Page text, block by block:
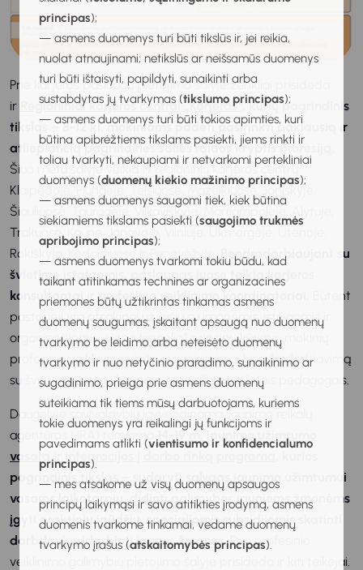
principas);
— asmens duomenys turi būti tikslūs ir, jei reikia,
nuolat atnaujinami; netikslūs ar neišsamūs duomenys
turi būti ištaisyti, papildyti, sunaikinti arba
sustabdytas jų tvarkymas (tikslumo principas);
— asmens duomenys turi būti tokios apimties, kuri
būtina apibrėžtiems tikslams pasiekti, jiems rinkti ir
toliau tvarkyti, nekaupiami ir netvarkomi pertekliniai
duomenys (duomenų kiekio mažinimo principas);
— asmens duomenys saugomi tiek, kiek būtina
siekiamiems tikslams pasiekti (saugojimo trukmės
apribojimo principas);
— asmens duomenys tvarkomi tokiu būdu, kad
taikant atitinkamas technines ar organizacines
priemones būtų užtikrintas tinkamas asmens
duomenų saugumas, įskaitant apsaugą nuo duomenų
tvarkymo be leidimo arba neteisėto duomenų
tvarkymo ir nuo netyčinio praradimo, sunaikinimo ar
sugadinimo, prieiga prie asmens duomenų
suteikiama tik tiems mūsų darbuotojams, kuriems
tokie duomenys yra reikalingi jų funkcijoms ir
pavedimams atlikti (vientisumo ir konfidencialumo
principas).
— mes atsakome už visų duomenų apsaugos
principų laikymąsi ir savo atitikties įrodymą, asmens
duomenis tvarkome tinkamai, vedame duomenų
tvarkymo įrašus (atskaitomybės principas).
Prie karjeros paslaugų plėtojimo šalyje ženkliai prisideda
ir
Regioniniai karjeros centrai „Karjeras“ , kurių pagrindinis
tikslas – 8-12 kl. mokiniams padėti pasirinkti paklausią ir
atliepiančią pagrindines šalies raidos kryptis profesiją.
Šiuo metu šalyje veikia 19 regioninių karjeros centrų:
Klaipėdoje, Plungėje, Telšiuose, Mažeikiuose, Joniškyje,
Šiauliuose, Tauragėje, Vilkaviškyje, Marijampolėje, Alytuje,
Trakuose, Kaune, Jonavoje, Vilniuje, Ukmergėje, Utenoje,
Rokiškyje, Kėdainiuose ir Panevėžyje.
Bendradarbiaujant su
švietimo įstaigomis, paslaugas juose teikia karjeros
konsultantai ir profesinio veiklinimo koordinatoriai.
Būtent
pastarieji yra atsakingi už ryšių su įmonėmis, įstaigomis ir
organizacijomis „vieno langelio“ principu kūrimą, mokinių
profesinio veiklinimo vizitų organizavimą, bendradarbiavimą
su švietimo įstaigų karjeros specialistais ir kitais pedagogais.
Daugelyje savivaldybių įgyvendinama Jaunimo reikalų
agentūros (JRA) remiama
14-19 m. jaunimo užimtumo
vasarą ir integracijos į darbo rinką programa
pagrindinis tikslas – sudaryti sąlygas jaunimo užimtumui
vasaros laikotarpiu, didinti galimybes jauniems žmonėms
įgyti praktinių įgūdžių, specialiomis subsidijomis skatinti
darbdavius įdarbinti jaunus žmones.Prie profesinio
veiklinimo galimybių plėtojimo šalyje prisideda ir kiti teikėjai.